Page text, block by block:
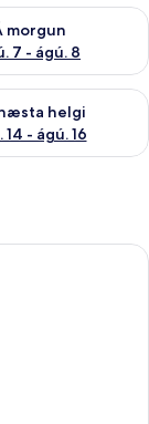
morgun
7 - ágú. 8
á morgun
helgi
14 - ágú. 16
þarnæstu
fyrir